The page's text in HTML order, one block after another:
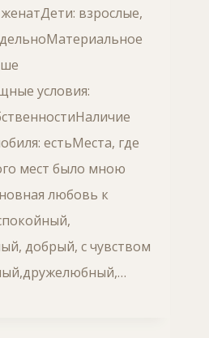
взрослые,
условия:
естьМеста, где
мест было мною
любовь к
добрый, с чувством